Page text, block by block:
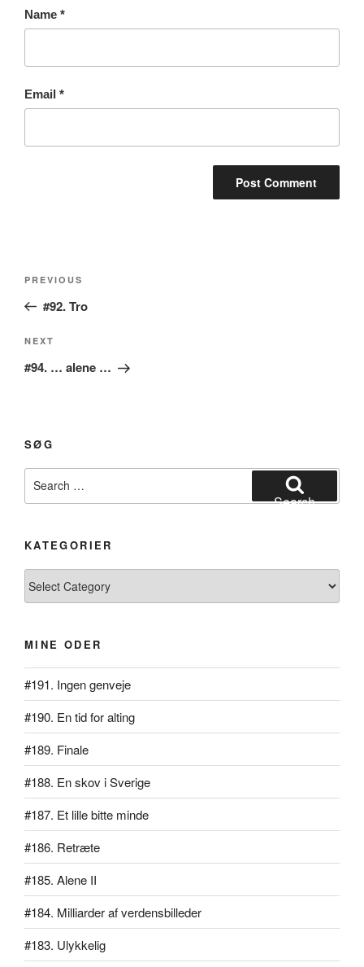
Name *
Email *
Previous
Post
PREVIOUS
#92. Tro
Next
Post
NEXT
#94. … alene …
SØG
for:
Search
KATEGORIER
MINE ODER
#191. Ingen genveje
#190. En tid for alting
#189. Finale
#188. En skov i Sverige
#187. Et lille bitte minde
#186. Retræte
#185. Alene II
#184. Milliarder af verdensbilleder
#183. Ulykkelig